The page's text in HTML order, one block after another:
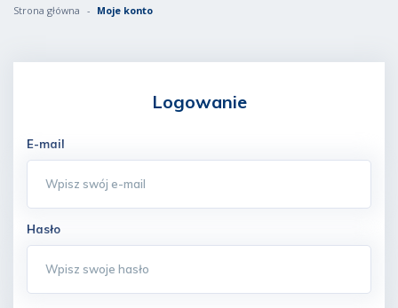
Strona główna Moje konto
Logowanie
E-mail
Hasło